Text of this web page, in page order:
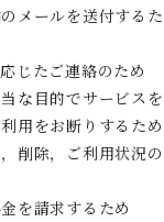
メールを送付するた
じたご連絡のため
な目的でサービスを
用をお断りするため
削除，ご利用状況の
を請求するため